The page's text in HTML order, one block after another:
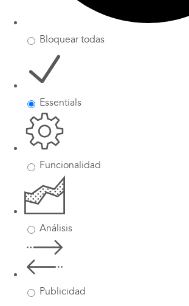
Bloquear todas
Essentials
Funcionalidad
Análisis
Publicidad